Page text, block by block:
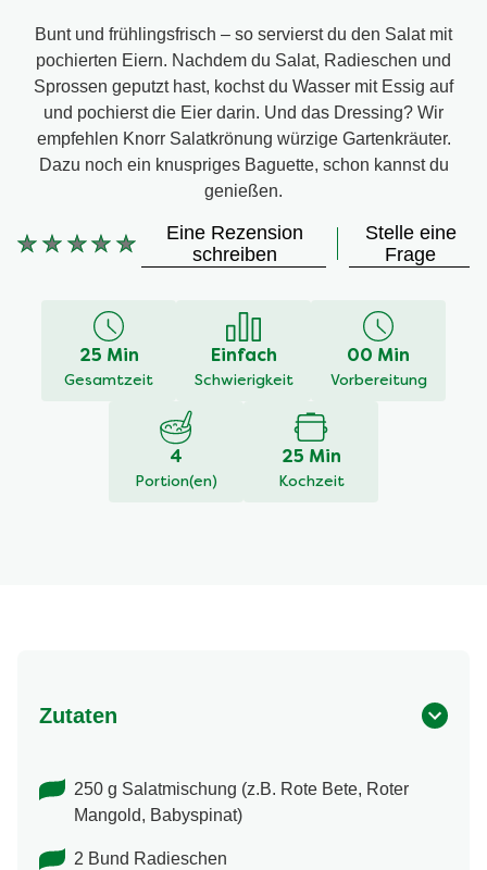
Bunt und frühlingsfrisch – so servierst du den Salat mit
pochierten Eiern. Nachdem du Salat, Radieschen und
Sprossen geputzt hast, kochst du Wasser mit Essig auf
und pochierst die Eier darin. Und das Dressing? Wir
empfehlen Knorr Salatkrönung würzige Gartenkräuter.
Dazu noch ein knuspriges Baguette, schon kannst du
genießen.
Keine
abgegeben
Eine Rezension
schreiben
Stelle eine
Frage
25 Min
Gesamtzeit
Einfach
Schwierigkeit
00 Min
Vorbereitung
4
Portion(en)
25 Min
Kochzeit
Zutaten
250 g Salatmischung (z.B. Rote Bete, Roter
Mangold, Babyspinat)
2 Bund Radieschen